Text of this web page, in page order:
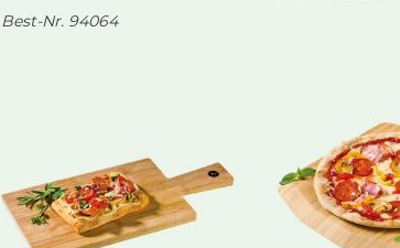
Best-Nr. 94064